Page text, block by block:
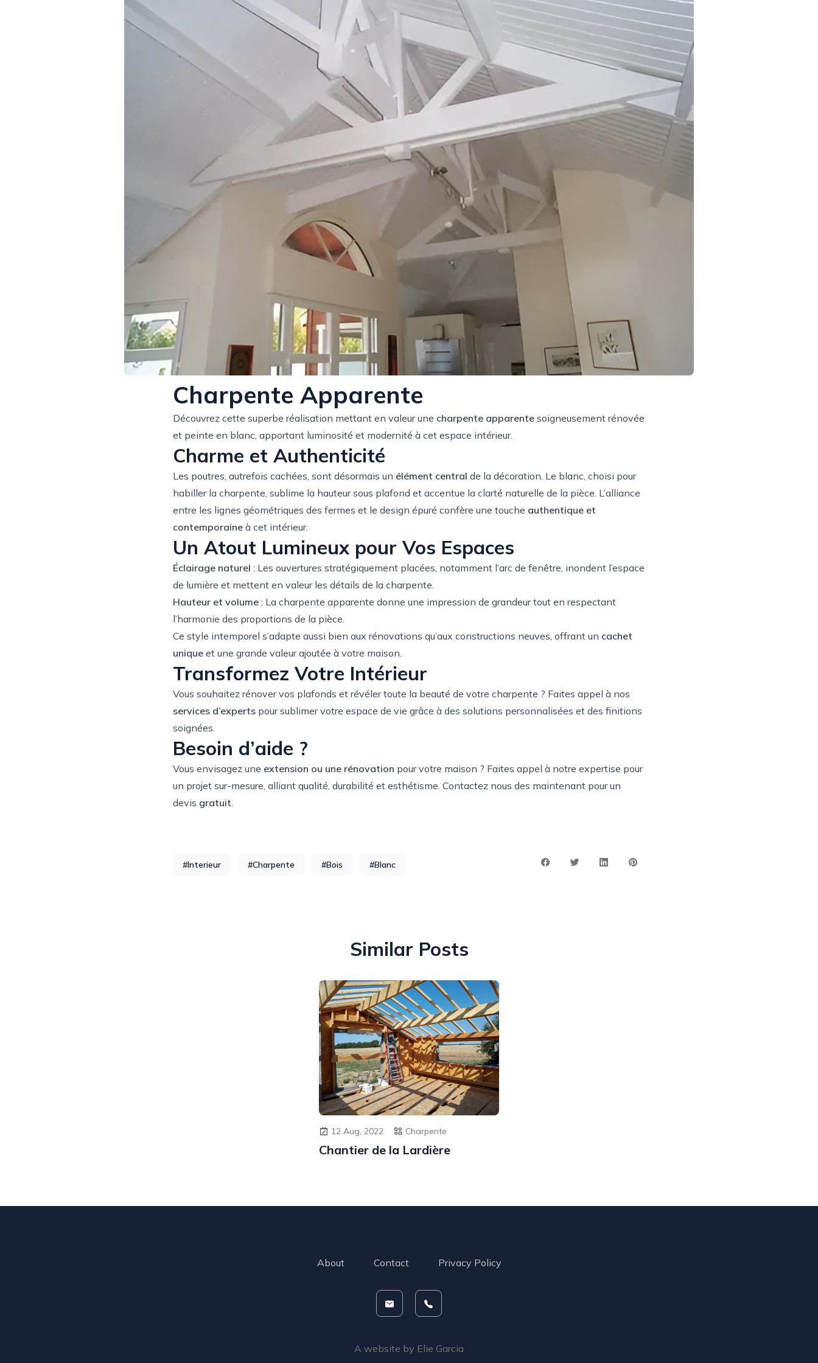
Charpente Apparente
Découvrez cette superbe réalisation mettant en valeur une charpente apparente soigneusement rénovée
et peinte en blanc, apportant luminosité et modernité à cet espace intérieur.
Charme et Authenticité
Les poutres, autrefois cachées, sont désormais un élément central de la décoration. Le blanc, choisi pour
habiller la charpente, sublime la hauteur sous plafond et accentue la clarté naturelle de la pièce. L’alliance
entre les lignes géométriques des fermes et le design épuré confère une touche authentique et
contemporaine à cet intérieur.
Un Atout Lumineux pour Vos Espaces
Éclairage naturel : Les ouvertures stratégiquement placées, notamment l’arc de fenêtre, inondent l’espace
de lumière et mettent en valeur les détails de la charpente.
Hauteur et volume : La charpente apparente donne une impression de grandeur tout en respectant
l’harmonie des proportions de la pièce.
Ce style intemporel s’adapte aussi bien aux rénovations qu’aux constructions neuves, offrant un cachet
unique et une grande valeur ajoutée à votre maison.
Transformez Votre Intérieur
Vous souhaitez rénover vos plafonds et révéler toute la beauté de votre charpente ? Faites appel à nos
services d’experts pour sublimer votre espace de vie grâce à des solutions personnalisées et des finitions
soignées.
Besoin d’aide ?
Vous envisagez une extension ou une rénovation pour votre maison ? Faites appel à notre expertise pour
un projet sur-mesure, alliant qualité, durabilité et esthétisme. Contactez nous des maintenant pour un
devis gratuit.
#Interieur #Charpente #Bois #Blanc
Similar Posts
12 Aug, 2022 Charpente
Chantier de la Lardière
About Contact Privacy Policy
A website by Elie Garcia